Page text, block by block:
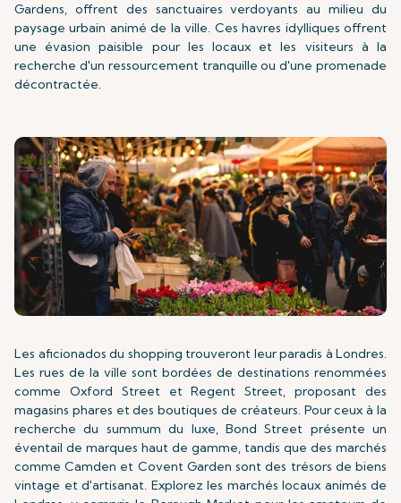
Gardens, offrent des sanctuaires verdoyants au milieu du
paysage urbain animé de la ville. Ces havres idylliques offrent
une évasion paisible pour les locaux et les visiteurs à la
recherche d'un ressourcement tranquille ou d'une promenade
décontractée.
Les aficionados du shopping trouveront leur paradis à Londres.
Les rues de la ville sont bordées de destinations renommées
comme Oxford Street et Regent Street, proposant des
magasins phares et des boutiques de créateurs. Pour ceux à la
recherche du summum du luxe, Bond Street présente un
éventail de marques haut de gamme, tandis que des marchés
comme Camden et Covent Garden sont des trésors de biens
vintage et d'artisanat. Explorez les marchés locaux animés de